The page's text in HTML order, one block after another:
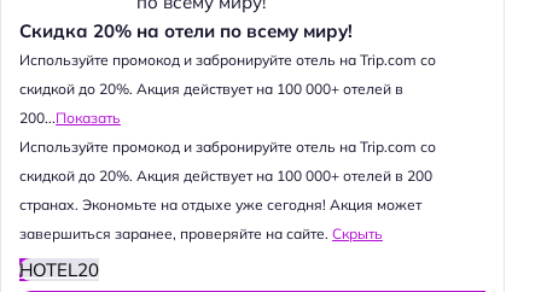
Скидка 20% на отели по всему миру!
Используйте промокод и забронируйте отель на Trip.com со
скидкой до 20%. Акция действует на 100 000+ отелей в
200...Показать
Используйте промокод и забронируйте отель на Trip.com со
скидкой до 20%. Акция действует на 100 000+ отелей в 200
странах. Экономьте на отдыхе уже сегодня! Акция может
завершиться заранее, проверяйте на сайте. Скрыть
HOTEL20